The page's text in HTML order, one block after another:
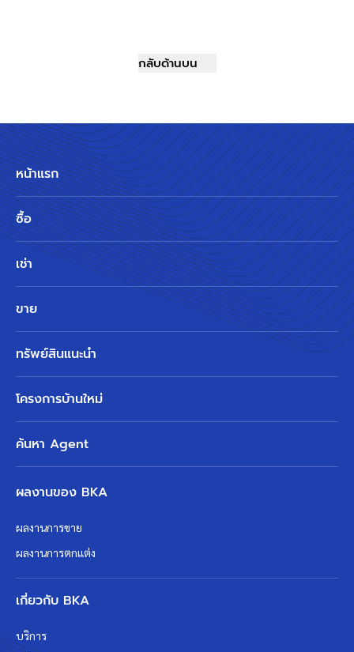
กลับด้านบน
หน้าแรก
ซื้อ
เช่า
ขาย
ทรัพย์สินแนะนำ
โครงการบ้านใหม่
ค้นหา Agent
ผลงานของ BKA
ผลงานการขาย
ผลงานการตกแต่ง
เกี่ยวกับ BKA
บริการ